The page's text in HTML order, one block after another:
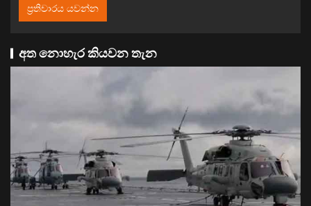
අත නොහැර කියවන තැන